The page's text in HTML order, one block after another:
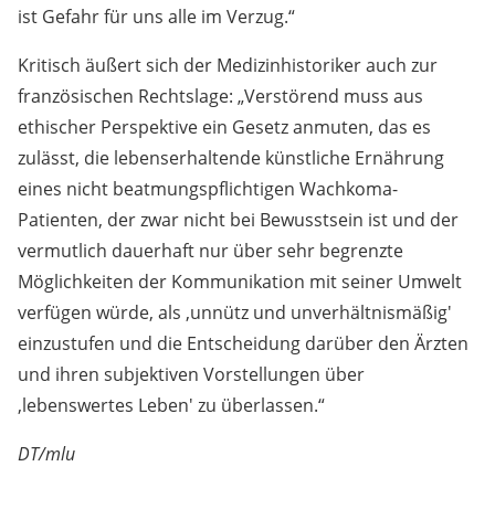
ist Gefahr für uns alle im Verzug.“
Kritisch äußert sich der Medizinhistoriker auch zur
französischen Rechtslage: „Verstörend muss aus
ethischer Perspektive ein Gesetz anmuten, das es
zulässt, die lebenserhaltende künstliche Ernährung
eines nicht beatmungspflichtigen Wachkoma-
Patienten, der zwar nicht bei Bewusstsein ist und der
vermutlich dauerhaft nur über sehr begrenzte
Möglichkeiten der Kommunikation mit seiner Umwelt
verfügen würde, als ,unnütz und unverhältnismäßig'
einzustufen und die Entscheidung darüber den Ärzten
und ihren subjektiven Vorstellungen über
,lebenswertes Leben' zu überlassen.“
DT/mlu